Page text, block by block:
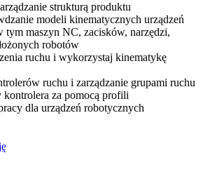
strukturą produktu
modeli kinematycznych urządzeń
tym maszyn NC, zacisków, narzędzi,
robotów
ruchu i wykorzystaj kinematykę
ruchu i zarządzanie grupami ruchu
kontrolera za pomocą profili
dla urządzeń robotycznych